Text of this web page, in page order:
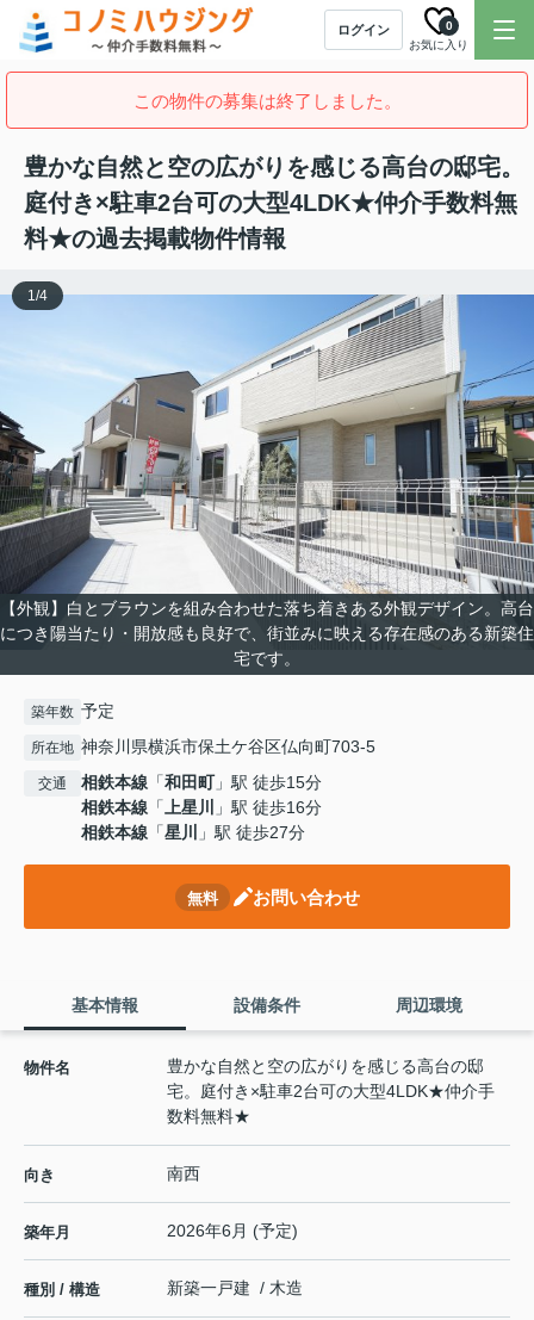
ログイン
お気に入り
0
この物件の募集は終了しました。
豊かな自然と空の広がりを感じる高台の邸宅。
庭付き×駐車2台可の大型4LDK★仲介手数料無
料★の過去掲載物件情報
【外観】白とブラウンを組み合わせた落ち着きある外観デザイン。高台
につき陽当たり・開放感も良好で、街並みに映える存在感のある新築住
宅です。
1/4
築年数 予定
所在地 神奈川県横浜市保土ケ谷区仏向町703-5
交通 相鉄本線 「和田町」駅 徒歩15分
相鉄本線 「上星川
」駅 徒歩16分
相鉄本線 「星川 」駅 徒歩27分
無料 お問い合わせ
基本情報 設備条件 周辺環境
物件名
豊かな自然と空の広がりを感じる高台の邸
宅。庭付き×駐車2台可の大型4LDK★仲介手
数料無料★
向き 南西
築年月 2026年6月 (予定)
種別 / 構造 新築一戸建 / 木造